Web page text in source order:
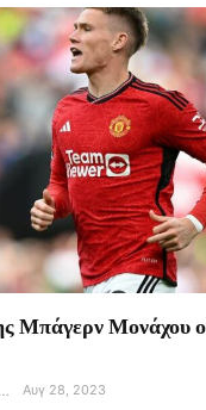
Μπάγερν Μονάχου
Αντώνης Μουστάκας Αυγ 28, 2023